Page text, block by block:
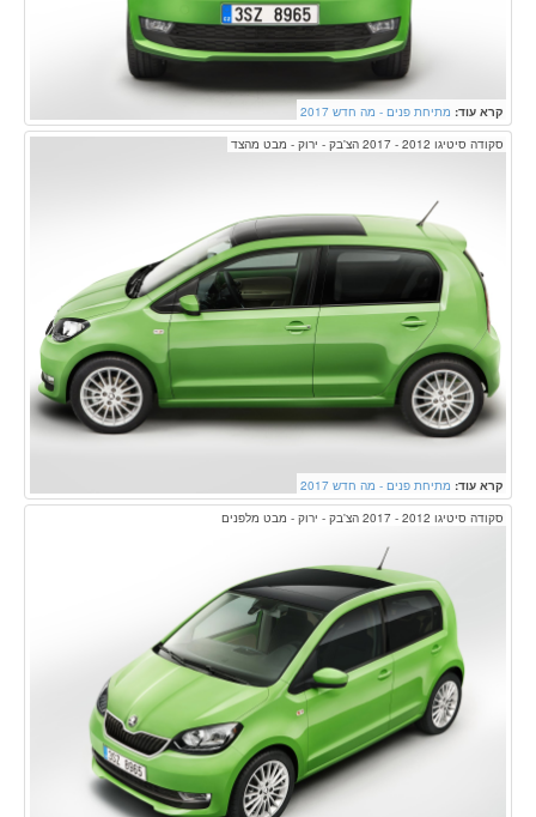
קרא עוד: מתיחת פנים - מה חדש 2017
סקודה סיטיגו 2012 - 2017 הצ'בק - ירוק - מבט מהצד
קרא עוד: מתיחת פנים - מה חדש 2017
סקודה סיטיגו 2012 - 2017 הצ'בק - ירוק - מבט מלפנים